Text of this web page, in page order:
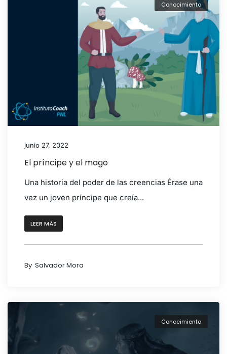
Conocimiento
junio 27, 2022
El príncipe y el mago
Una historia del poder de las creencias Érase una
vez un joven príncipe que creía...
LEER MÁS
By Salvador Mora
Conocimiento